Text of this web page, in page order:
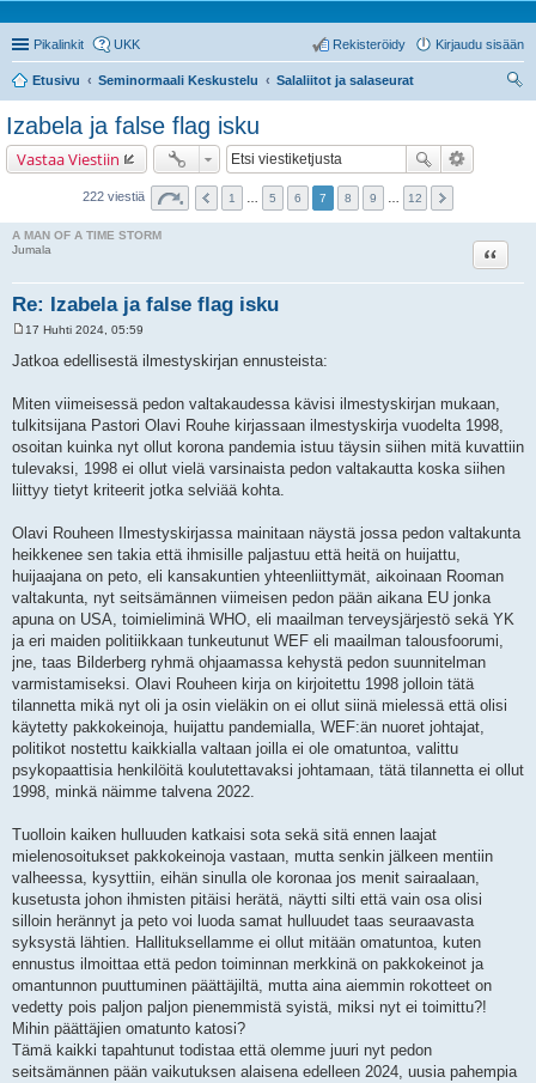
Pikalinkit UKK Kirjaudu sisään
Rekisteröidy
Etusivu Seminormaali Keskustelu
Salaliitot ja salaseurat
Izabela ja false flag isku
Vastaa Viestiin
222 viestiä 1 5 6 7 8 9 12
A MAN OF A TIME STORM
Jumala
Re: Izabela ja false flag isku
Lainaa
e
t
i
17 Huhti 2024, 05:59
Jatkoa edellisestä ilmestyskirjan ennusteista:
Miten viimeisessä pedon valtakaudessa kävisi ilmestyskirjan mukaan,
tulkitsijana Pastori Olavi Rouhe kirjassaan ilmestyskirja vuodelta 1998,
osoitan kuinka nyt ollut korona pandemia istuu täysin siihen mitä kuvattiin
tulevaksi, 1998 ei ollut vielä varsinaista pedon valtakautta koska siihen
liittyy tietyt kriteerit jotka selviää kohta.
Olavi Rouheen Ilmestyskirjassa mainitaan näystä jossa pedon valtakunta
heikkenee sen takia että ihmisille paljastuu että heitä on huijattu,
huijaajana on peto, eli kansakuntien yhteenliittymät, aikoinaan Rooman
valtakunta, nyt seitsämännen viimeisen pedon pään aikana EU jonka
apuna on USA, toimieliminä WHO, eli maailman terveysjärjestö sekä YK
ja eri maiden politiikkaan tunkeutunut WEF eli maailman talousfoorumi,
jne, taas Bilderberg ryhmä ohjaamassa kehystä pedon suunnitelman
varmistamiseksi. Olavi Rouheen kirja on kirjoitettu 1998 jolloin tätä
tilannetta mikä nyt oli ja osin vieläkin on ei ollut siinä mielessä että olisi
käytetty pakkokeinoja, huijattu pandemialla, WEF:än nuoret johtajat,
politikot nostettu kaikkialla valtaan joilla ei ole omatuntoa, valittu
psykopaattisia henkilöitä koulutettavaksi johtamaan, tätä tilannetta ei ollut
1998, minkä näimme talvena 2022.
Tuolloin kaiken hulluuden katkaisi sota sekä sitä ennen laajat
mielenosoitukset pakkokeinoja vastaan, mutta senkin jälkeen mentiin
valheessa, kysyttiin, eihän sinulla ole koronaa jos menit sairaalaan,
kusetusta johon ihmisten pitäisi herätä, näytti silti että vain osa olisi
silloin herännyt ja peto voi luoda samat hulluudet taas seuraavasta
syksystä lähtien. Hallituksellamme ei ollut mitään omatuntoa, kuten
ennustus ilmoittaa että pedon toiminnan merkkinä on pakkokeinot ja
omantunnon puuttuminen päättäjiltä, mutta aina aiemmin rokotteet on
vedetty pois paljon paljon pienemmistä syistä, miksi nyt ei toimittu?!
Mihin päättäjien omatunto katosi?
Tämä kaikki tapahtunut todistaa että olemme juuri nyt pedon
seitsämännen pään vaikutuksen alaisena edelleen 2024, uusia pahempia